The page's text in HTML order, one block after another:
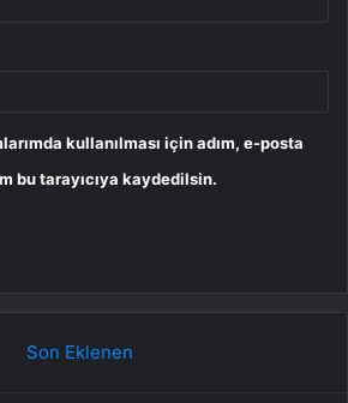
kullanılması için adım, e-posta
bu tarayıcıya kaydedilsin.
Son Eklenen